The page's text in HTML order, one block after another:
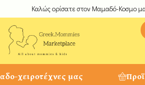
Καλώς ορίσατε στον Μαμαδό-Κοσμο
χειροτέχνες μας